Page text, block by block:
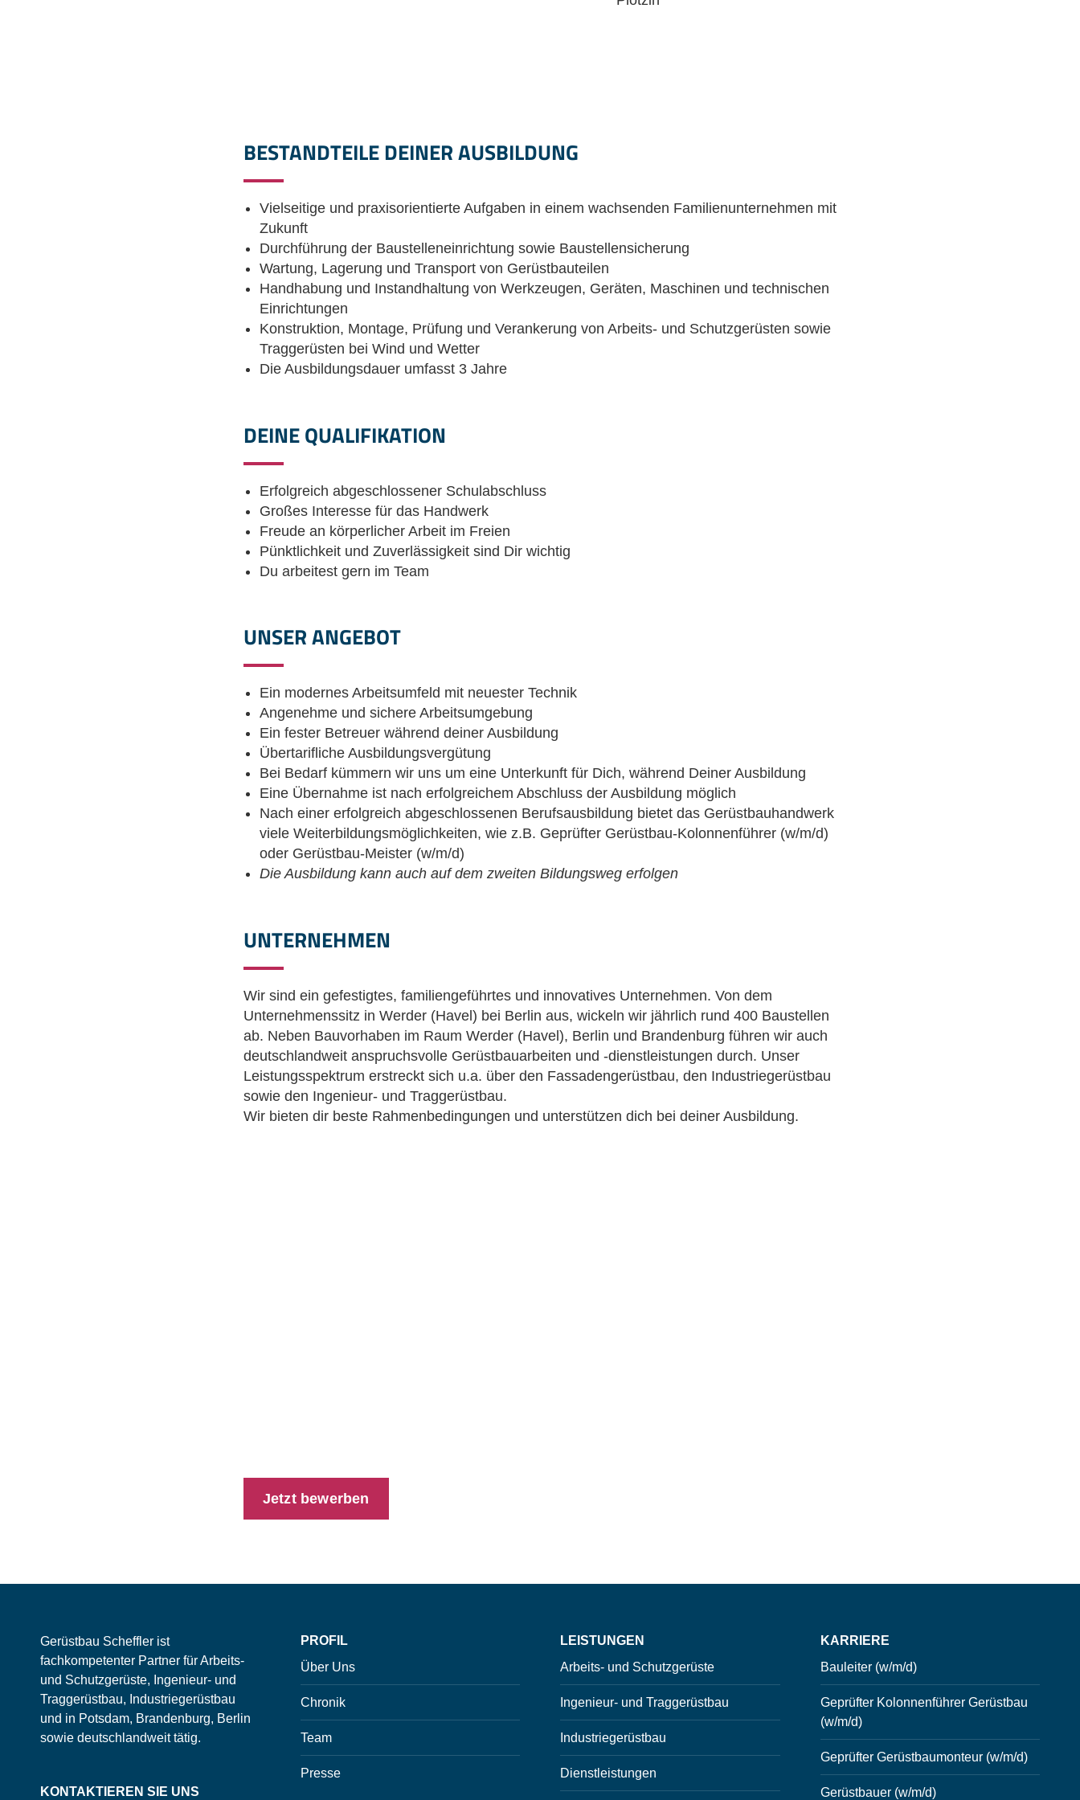
BESTANDTEILE DEINER AUSBILDUNG
Vielseitige und praxisorientierte Aufgaben in einem wachsenden Familienunternehmen mit
Zukunft
Durchführung der Baustelleneinrichtung sowie Baustellensicherung
Wartung, Lagerung und Transport von Gerüstbauteilen
Handhabung und Instandhaltung von Werkzeugen, Geräten, Maschinen und technischen
Einrichtungen
Konstruktion, Montage, Prüfung und Verankerung von Arbeits- und Schutzgerüsten sowie
Traggerüsten bei Wind und Wetter
Die Ausbildungsdauer umfasst 3 Jahre
DEINE QUALIFIKATION
Erfolgreich abgeschlossener Schulabschluss
Großes Interesse für das Handwerk
Freude an körperlicher Arbeit im Freien
Pünktlichkeit und Zuverlässigkeit sind Dir wichtig
Du arbeitest gern im Team
UNSER ANGEBOT
Ein modernes Arbeitsumfeld mit neuester Technik
Angenehme und sichere Arbeitsumgebung
Ein fester Betreuer während deiner Ausbildung
Übertarifliche Ausbildungsvergütung
Bei Bedarf kümmern wir uns um eine Unterkunft für Dich, während Deiner Ausbildung
Eine Übernahme ist nach erfolgreichem Abschluss der Ausbildung möglich
Nach einer erfolgreich abgeschlossenen Berufsausbildung bietet das Gerüstbauhandwerk
viele Weiterbildungsmöglichkeiten, wie z.B. Geprüfter Gerüstbau-Kolonnenführer (w/m/d)
oder Gerüstbau-Meister (w/m/d)
Die Ausbildung kann auch auf dem zweiten Bildungsweg erfolgen
UNTERNEHMEN
Wir sind ein gefestigtes, familiengeführtes und innovatives Unternehmen. Von dem
Unternehmenssitz in Werder (Havel) bei Berlin aus, wickeln wir jährlich rund 400 Baustellen
ab. Neben Bauvorhaben im Raum Werder (Havel), Berlin und Brandenburg führen wir auch
deutschlandweit anspruchsvolle Gerüstbauarbeiten und -dienstleistungen durch. Unser
Leistungsspektrum erstreckt sich u.a. über den Fassadengerüstbau, den Industriegerüstbau
sowie den Ingenieur- und Traggerüstbau.
Wir bieten dir beste Rahmenbedingungen und unterstützen dich bei deiner Ausbildung.
Jetzt bewerben
Gerüstbau Scheffler ist
fachkompetenter Partner für Arbeits-
und Schutzgerüste, Ingenieur- und
Traggerüstbau, Industriegerüstbau
und in Potsdam, Brandenburg, Berlin
sowie deutschlandweit tätig.
KONTAKTIEREN SIE UNS
PROFIL
Über Uns
Chronik
Team
Presse
LEISTUNGEN
Arbeits- und Schutzgerüste
Ingenieur- und Traggerüstbau
Industriegerüstbau
Dienstleistungen
KARRIERE
Bauleiter (w/m/d)
Geprüfter Kolonnenführer Gerüstbau
(w/m/d)
Geprüfter Gerüstbaumonteur (w/m/d)
Gerüstbauer (w/m/d)